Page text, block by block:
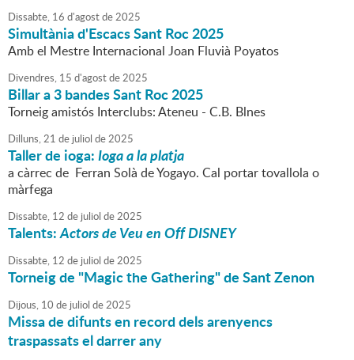
Dissabte, 16 d'agostde2025
Simultània d'Escacs Sant Roc 2025
Amb el Mestre Internacional Joan Fluvià Poyatos
Divendres, 15 d'agostde2025
Billar a 3 bandes Sant Roc 2025
Torneig amistós Interclubs: Ateneu - C.B. Blnes
Dilluns,21 de juliol de2025
Taller de ioga:Ioga a la platja
a càrrec de Ferran Solà de Yogayo. Cal portar tovallola o
màrfega
Dissabte, 12 de juliol de2025
Talents:Actors de Veu en Off DISNEY
Dissabte, 12 de juliol de2025
Torneig de "Magic the Gathering" de Sant Zenon
Dijous, 10 de juliol de2025
Missa de difunts en record dels arenyencs
traspassats el darrer any